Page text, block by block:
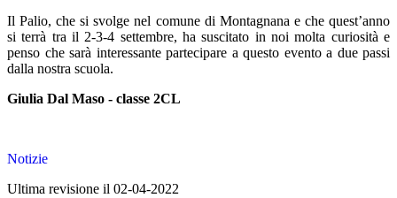
Il Palio, che si svolge nel comune di Montagnana e che quest’anno
si terrà tra il 2-3-4 settembre, ha suscitato in noi molta curiosità e
penso che sarà interessante partecipare a questo evento a due passi
dalla nostra scuola.
Giulia Dal Maso - classe 2CL
Notizie
Ultima revisione il 02-04-2022